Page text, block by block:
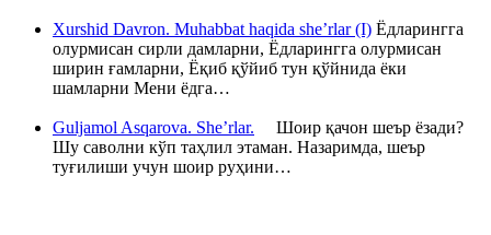
Xurshid Davron. Muhabbat haqida she’rlar (I) Ёдларингга
олурмисан сирли дамларни, Ёдларингга олурмисан
ширин ғамларни, Ёқиб қўйиб тун қўйнида ёки
шамларни Мени ёдга…
Guljamol Asqarova. She’rlar. Шоир қачон шеър ёзади?
Шу саволни кўп таҳлил этаман. Назаримда, шеър
туғилиши учун шоир руҳини…